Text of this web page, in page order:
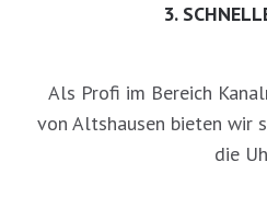
3.
Als Profi im Bereich
von Altshausen bieten wir
die